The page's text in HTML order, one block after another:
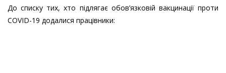
До списку тих, хто підлягає обов’язковій вакцинації проти
COVID-19 додалися працівники: